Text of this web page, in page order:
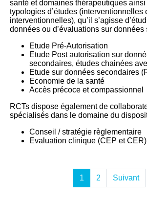
santé et domaines thérapeutiques
typologies d’études (interventionnelles
interventionnelles), qu’il s’agisse
données ou d’évaluations sur données
Etude Pré-Autorisation
Etude Post autorisation sur
secondaires, études chainées
Etude sur données secondaires
Economie de la santé
Accès précoce et compassionnel
RCTs dispose également de
spécialisés dans le domaine du
Conseil / stratégie règlementaire
Evaluation clinique (CEP et CER)
1 2 Suivant